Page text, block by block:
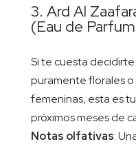
3. Ard Al
(Eau de
Si te cuesta
puramente florales o
femeninas, esta es
próximos meses de
Notas olfativas: